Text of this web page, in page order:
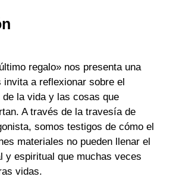
regalo» nos presenta una
invita a reflexionar sobre el
la vida y las cosas que
A través de la travesía de
somos testigos de cómo el
materiales no pueden llenar el
y espiritual que muchas veces
vidas.